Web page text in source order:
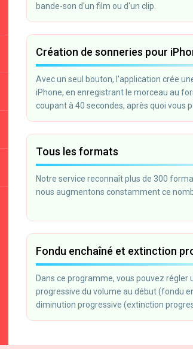
bande-son d'un film ou d'un clip.
Création de sonneries pour
Avec un seul bouton, l'application crée
iPhone, en enregistrant le morceau au
coupant à 40 secondes, après quoi vous
Tous les formats
Notre service reconnaît plus de 300
nous augmentons constamment ce
Fondu enchaîné et extinction
Dans ce programme, vous pouvez régler
progressive du volume au début (fondu
diminution progressive (extinction